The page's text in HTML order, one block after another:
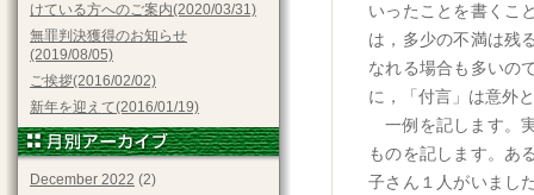
いったことを書くこ
は，多少の不満は残
なれる場合も多いの
に，「付言」は意外
一例を記します。
ものを記します。あ
子さん１人がいまし
けている方へのご案内(2020/03/31)
無罪判決獲得のお知らせ
(2019/08/05)
ご挨拶(2016/02/02)
新年を迎えて(2016/01/19)
December 2022 (2)